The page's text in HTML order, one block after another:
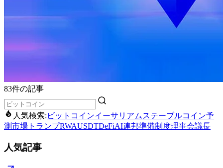
83件の記事
人気検索: ビットコインイーサリアム ステーブルコイン予
測市場 トランプRWAUSDTDeFiAI連邦準備制度理事会議長
人気記事